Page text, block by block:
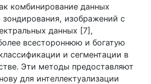
комбинирование данных
зондирования, изображений с
данных [7],
всестороннюю и богатую
и сегментации в
Эти методы предоставляют
для интеллектуализации